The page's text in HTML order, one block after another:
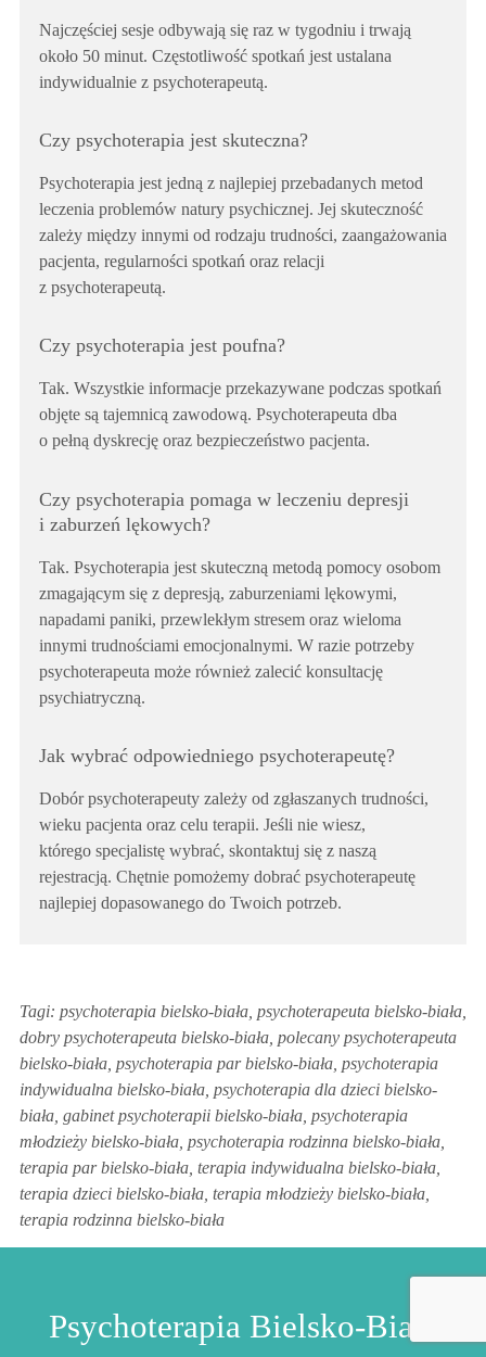
Najczęściej sesje odbywają się raz w tygodniu i trwają
około 50 minut. Częstotliwość spotkań jest ustalana
indywidualnie z psychoterapeutą.
Czy psychoterapia jest skuteczna?
Psychoterapia jest jedną z najlepiej przebadanych metod
leczenia problemów natury psychicznej. Jej skuteczność
zależy między innymi od rodzaju trudności, zaangażowania
pacjenta, regularności spotkań oraz relacji
z psychoterapeutą.
Czy psychoterapia jest poufna?
Tak. Wszystkie informacje przekazywane podczas spotkań
objęte są tajemnicą zawodową. Psychoterapeuta dba
o pełną dyskrecję oraz bezpieczeństwo pacjenta.
Czy psychoterapia pomaga w leczeniu depresji
i zaburzeń lękowych?
Tak. Psychoterapia jest skuteczną metodą pomocy osobom
zmagającym się z depresją, zaburzeniami lękowymi,
napadami paniki, przewlekłym stresem oraz wieloma
innymi trudnościami emocjonalnymi. W razie potrzeby
psychoterapeuta może również zalecić konsultację
psychiatryczną.
Jak wybrać odpowiedniego psychoterapeutę?
Dobór psychoterapeuty zależy od zgłaszanych trudności,
wieku pacjenta oraz celu terapii. Jeśli nie wiesz,
którego specjalistę wybrać, skontaktuj się z naszą
rejestracją. Chętnie pomożemy dobrać psychoterapeutę
najlepiej dopasowanego do Twoich potrzeb.
Tagi: psychoterapia bielsko-biała, psychoterapeuta bielsko-biała,
dobry psychoterapeuta bielsko-biała, polecany psychoterapeuta
bielsko-biała, psychoterapia par bielsko-biała, psychoterapia
indywidualna bielsko-biała, psychoterapia dla dzieci bielsko-
biała, gabinet psychoterapii bielsko-biała, psychoterapia
młodzieży bielsko-biała, psychoterapia rodzinna bielsko-biała,
terapia par bielsko-biała, terapia indywidualna bielsko-biała,
terapia dzieci bielsko-biała, terapia młodzieży bielsko-biała,
terapia rodzinna bielsko-biała
Psychoterapia Bielsko-Biała